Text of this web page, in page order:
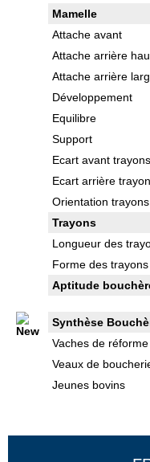
Mamelle
Attache avant
Attache arrière
Attache arrière
Développement
Equilibre
Support
Ecart avant trayons
Ecart arrière
Orientation trayons
Trayons
Longueur des
Forme des trayons
Aptitude
Synthèse
Vaches de réforme
Veaux de
Jeunes bovins